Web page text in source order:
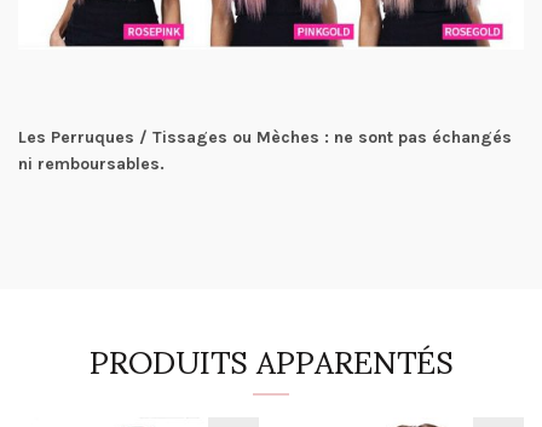
Les Perruques / Tissages ou Mèches : ne sont pas échangés
ni remboursables.
PRODUITS APPARENTÉS